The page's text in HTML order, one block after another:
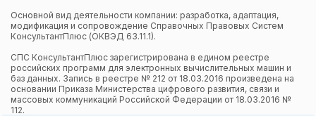
Основной вид деятельности компании: разработка, адаптация,
модификация и сопровождение Справочных Правовых Систем
КонсультантПлюс (ОКВЭД 63.11.1).
СПС КонсультантПлюс зарегистрирована в едином реестре
российских программ для электронных вычислительных машин и
баз данных. Запись в реестре № 212 от 18.03.2016 произведена на
основании Приказа Министерства цифрового развития, связи и
массовых коммуникаций Российской Федерации от 18.03.2016 №
112.